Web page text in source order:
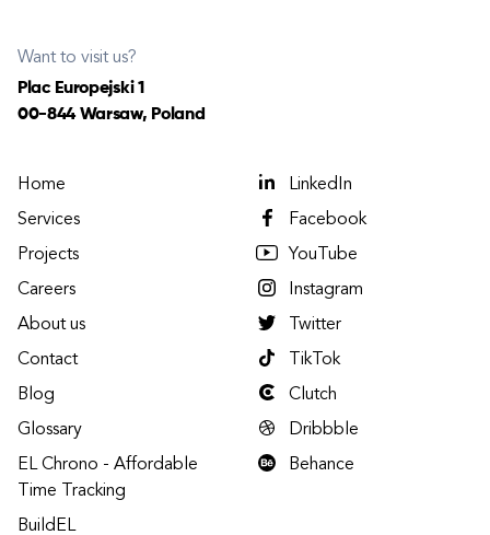
Want to visit us?
Plac Europejski 1
00-844 Warsaw, Poland
Home
Services
Projects
Careers
About us
Contact
Blog
Glossary
EL Chrono - Affordable
Time Tracking
BuildEL
LinkedIn
Facebook
YouTube
Instagram
Twitter
TikTok
Clutch
Dribbble
Behance